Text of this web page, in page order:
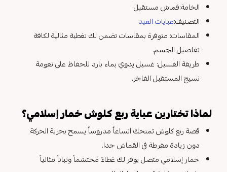
الخامة:قماش مستقبل.
التصنيف:عبايات العيد
المقاسات: متوفرة بمقاسات تضمن لك تغطية مثالية لكافة
تفاصيل الجسم.
طريقة الغسيل: غسيل يدوي بماء بارد للحفاظ على نعومة
نسيج المستقبل الفاخر.
لماذا تختارين عباية ربع كلوش خمار إسلامي؟
قصة ربع كلوش تمنحك اتساعاً مدروساً يسمح بحرية الحركة
دون زيادة مفرطة في القماش جدا.
خمار إسلامي متصل يوفر لك غطاءً محتشماً وثباتاً مثالياً